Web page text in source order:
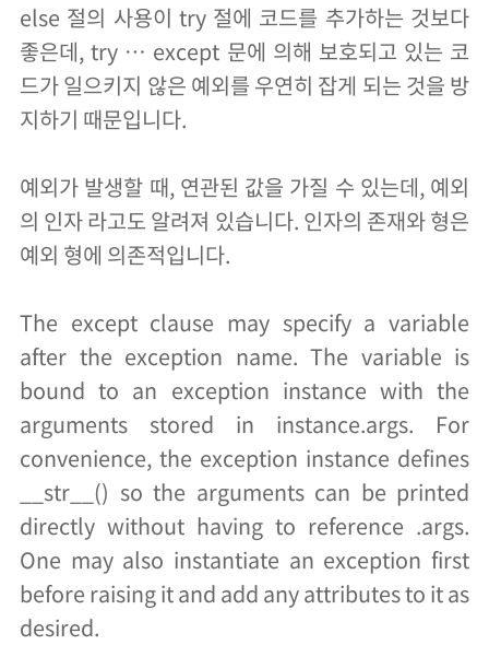
else 절의 사용이 try 절에 코드를 추가하는 것보다
좋은데, try … except 문에 의해 보호되고 있는 코
드가 일으키지 않은 예외를 우연히 잡게 되는 것을 방
지하기 때문입니다.
예외가 발생할 때, 연관된 값을 가질 수 있는데, 예외
의 인자 라고도 알려져 있습니다. 인자의 존재와 형은
예외 형에 의존적입니다.
The except clause may specify a variable
after the exception name. The variable is
bound to an exception instance with the
arguments stored in instance.args. For
convenience, the exception instance defines
__str__() so the arguments can be printed
directly without having to reference .args.
One may also instantiate an exception first
before raising it and add any attributes to it as
desired.